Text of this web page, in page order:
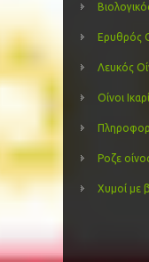
Ερυθρός
Λευκός
Οίνοι
Ροζε
Χυμοί με